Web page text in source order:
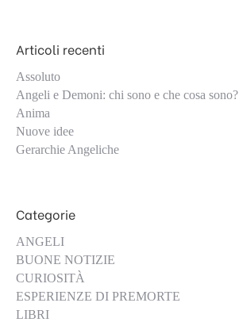
Articoli recenti
Assoluto
Angeli e Demoni: chi sono e che cosa sono?
Anima
Nuove idee
Gerarchie Angeliche
Categorie
ANGELI
BUONE NOTIZIE
CURIOSITÀ
ESPERIENZE DI PREMORTE
LIBRI